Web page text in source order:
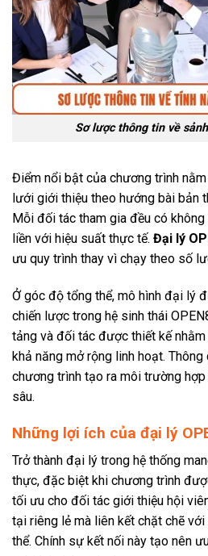
Sơ lược thông tin về
Điểm nổi bật của chương trình
lưới giới thiệu theo hướng bài bản
Mỗi đối tác tham gia đều có
liền với hiệu suất thực tế. Đại lý
ưu quy trình thay vì chạy theo số
Ở góc độ tổng thể, mô hình đại lý
chiến lược trong hệ sinh thái
tảng và đối tác được thiết kế
khả năng mở rộng linh hoạt. Thông
chương trình tạo ra môi trường
sâu.
Những lợi ích của đại lý
Trở thành đại lý trong hệ thống
thực, đặc biệt khi chương trình
tối ưu cho đối tác giới thiệu hội
tại riêng lẻ mà liên kết chặt chẽ
thể. Chính sự kết nối này tạo nên